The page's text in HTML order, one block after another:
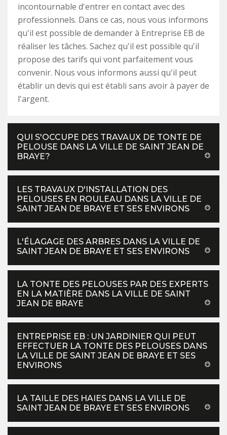
incontournable d'entrer en contact avec des
professionnels. Dans ce cas, nous vous informons
qu'il est possible de demander à Entreprise EB de
réaliser les tâches. Sachez qu'il est possible qu'il
propose des tarifs qui vont parfaitement vous
convenir. Nous vous informons aussi qu'il peut
établir un devis qui est établi sans avoir à payer de
l'argent.
QUI S'OCCUPE DES TRAVAUX DE TONTE DE
PELOUSE DANS LA VILLE DE SAINT JEAN DE
BRAYE?
LES TRAVAUX D'INSTALLATION DES
PELOUSES EN ROULEAU DANS LA VILLE DE
SAINT JEAN DE BRAYE ET SES ENVIRONS
L'ÉLAGAGE DES ARBRES DANS LA VILLE DE
SAINT JEAN DE BRAYE ET SES ENVIRONS
LA TONTE DES PELOUSES PAR DES EXPERTS
EN LA MATIÈRE DANS LA VILLE DE SAINT
JEAN DE BRAYE
ENTREPRISE EB : UN JARDINIER QUI PEUT
EFFECTUER LA TONTE DES PELOUSES DANS
LA VILLE DE SAINT JEAN DE BRAYE ET SES
ENVIRONS
LA TAILLE DES HAIES DANS LA VILLE DE
SAINT JEAN DE BRAYE ET SES ENVIRONS